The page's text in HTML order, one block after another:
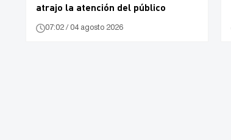
atrajo la atención del público
07:02 / 04 agosto 2026